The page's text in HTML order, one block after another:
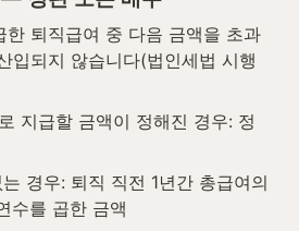
한 퇴직급여 중 다음 금액을 초과
입되지 않습니다(법인세법 시행
지급할 금액이 정해진 경우: 정
경우: 퇴직 직전 1년간 총급여의
수를 곱한 금액